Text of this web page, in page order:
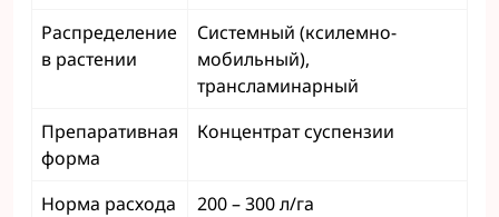
Распределение
в растении
Системный (ксилемно-
мобильный),
трансламинарный
Препаративная
форма
Концентрат суспензии
Норма расхода
200 – 300 л/га